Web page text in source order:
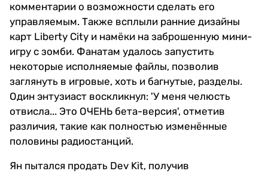
комментарии о возможности сделать его
управляемым. Также всплыли ранние дизайны
карт Liberty City и намёки на заброшенную мини-
игру с зомби. Фанатам удалось запустить
некоторые исполняемые файлы, позволив
заглянуть в игровые, хоть и багнутые, разделы.
Один энтузиаст воскликнул: 'У меня челюсть
отвисла... Это ОЧЕНЬ бета-версия', отметив
различия, такие как полностью изменённые
половины радиостанций.
Ян пытался продать Dev Kit, получив